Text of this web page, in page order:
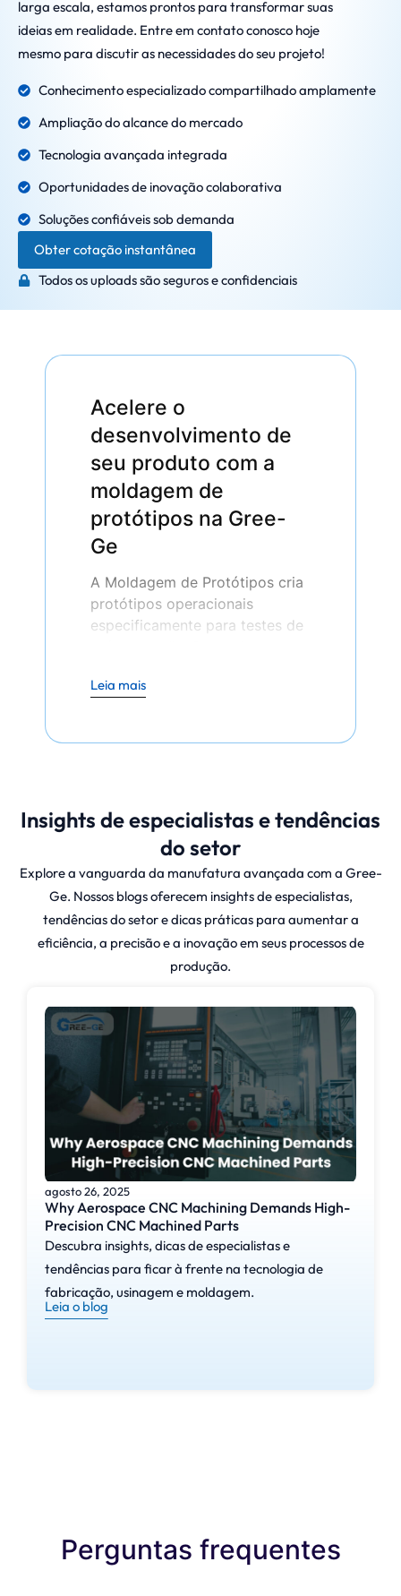
larga escala, estamos prontos para transformar suas
ideias em realidade. Entre em contato conosco hoje
mesmo para discutir as necessidades do seu projeto!
Conhecimento especializado compartilhado amplamente
Ampliação do alcance do mercado
Tecnologia avançada integrada
Oportunidades de inovação colaborativa
Soluções confiáveis sob demanda
Obter cotação instantânea
Todos os uploads são seguros e confidenciais
Acelere o
desenvolvimento de
seu produto com a
moldagem de
protótipos na Gree-
Ge
A Moldagem de Protótipos cria
protótipos operacionais
especificamente para testes de
empresas testam os projetos de
e as despesas de fabricação.
A Gree-Ge permite que as
empresas tenham acesso a
serviços de moldagem de
protótipos de alta qualidade
que desenvolvem seus produtos
Como a
moldagem de
protótipos
realmente
funciona?
A Moldagem de Protótipos
consiste em um fluxo de
trabalho específico que permite
a fabricação eficiente de peças
Design e
protótipo por meio de
Leia mais
Insights de especialistas e tendências
do setor
Explore a vanguarda da manufatura avançada com a Gree-
Ge. Nossos blogs oferecem insights de especialistas,
tendências do setor e dicas práticas para aumentar a
eficiência, a precisão e a inovação em seus processos de
produção.
agosto 26, 2025
Why Aerospace CNC Machining Demands High-
Precision CNC Machined Parts
Descubra insights, dicas de especialistas e
tendências para ficar à frente na tecnologia de
fabricação, usinagem e moldagem.
Leia o blog
Perguntas frequentes